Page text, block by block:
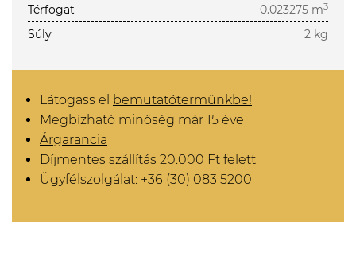
Térfogat
0.023275 m3
Súly 2 kg
Látogass el bemutatótermünkbe!
Megbízható minőség már 15 éve
Árgarancia
Díjmentes szállítás 20.000 Ft felett
Ügyfélszolgálat: +36 (30) 083 5200